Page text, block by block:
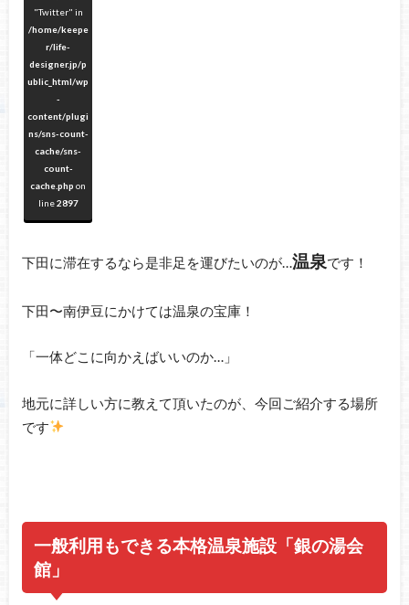
"Twitter" in
/home/keepe
r/life-
designer.jp/p
ublic_html/wp
-
content/plugi
ns/sns-count-
cache/sns-
count-
cache.php on
line2897
下田に滞在するなら是非足を運びたいのが…温泉です！
下田〜南伊豆にかけては温泉の宝庫！
「一体どこに向かえばいいのか…」
地元に詳しい方に教えて頂いたのが、今回ご紹介する場所
です
一般利用もできる本格温泉施設「銀の湯会
館」